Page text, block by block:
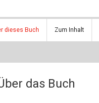
dieses Buch Zum Inhalt
das Buch